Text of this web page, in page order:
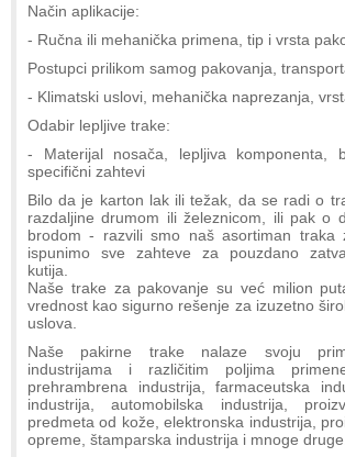
Način aplikacije:
- Ručna ili mehanička primena, tip i vrsta
Postupci prilikom samog pakovanja,
- Klimatski uslovi, mehanička naprezanja,
Odabir lepljive trake:
- Materijal nosača, lepljiva komponenta,
specifični zahtevi
Bilo da je karton lak ili težak, da se radi o
razdaljine drumom ili železnicom, ili pak o
brodom - razvili smo naš asortiman traka
ispunimo sve zahteve za pouzdano
kutija.
Naše trake za pakovanje su već milion
vrednost kao sigurno rešenje za izuzetno
uslova.
Naše pakirne trake nalaze svoju
industrijama i različitim poljima
prehrambrena industrija, farmaceutska
industrija, automobilska industrija,
predmeta od kože, elektronska industrija,
opreme, štamparska industrija i mnoge druge.